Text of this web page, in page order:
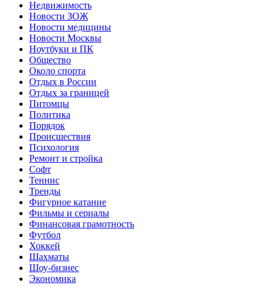
Недвижимость
Новости ЗОЖ
Новости медицины
Новости Москвы
Ноутбуки и ПК
Общество
Около спорта
Отдых в России
Отдых за границей
Питомцы
Политика
Порядок
Происшествия
Психология
Ремонт и стройка
Софт
Теннис
Тренды
Фигурное катание
Фильмы и сериалы
Финансовая грамотность
Футбол
Хоккей
Шахматы
Шоу-бизнес
Экономика